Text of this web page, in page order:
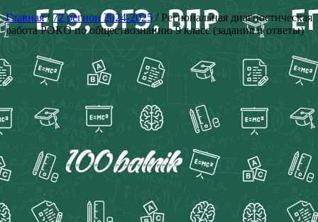
Главная/72 регион 2024-2025/ Региональная диагностическая
работа РОКО по обществознанию 9 класс (задания и ответы)